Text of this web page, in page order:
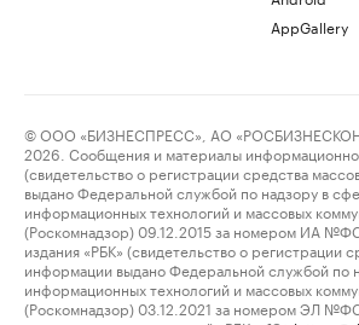
AppGallery
© ООО «БИЗНЕСПРЕСС», АО
2026. Сообщения и материалы
(свидетельство о регистрации средства
выдано Федеральной службой по надзору в
информационных технологий и массовых
(Роскомнадзор) 09.12.2015 за номером ИА
издания «РБК» (свидетельство о регистрации
информации выдано Федеральной службой по
информационных технологий и массовых
(Роскомнадзор) 03.12.2021 за номером ЭЛ